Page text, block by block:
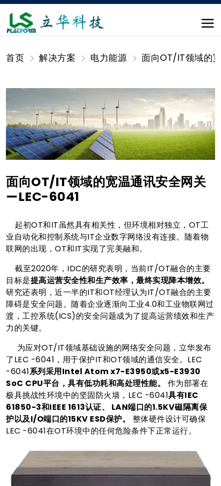
首页 解决方案 电力能源 面向OT/IT领域的
面向OT/IT领域的宽温通讯安全网关
—LEC-6041
起初OT和IT虽然具有相关性，但环境相对独立，OT工
业自动化和控制系统与IT企业数字网络没有连接。随着物
联网的出现，OT和IT实现了完美融和。
截至2020年，IDC的研究表明，当前IT/OT融合的主要
目标是提高运营安全性和生产效率，最终实现降本增效。
研究还表明，近一半的IT和OT经理认为IT/OT融合的主要
障碍是安全问题。随着企业逐渐向工业4.0和工业物联网过
渡，工控系统(ICS)的安全问题成为了提高运营绩效和生产
力的关键。
为应对OT/IT领域基础设施的网络安全问题，立华发布
了LEC -6041，用于保护IT和OT领域的通信安全。LEC
-6041系列采用Intel Atom x7-E3950或x5-E3930
SoC CPU平台，具有低功耗和高处理性能。
作为部署在
极具挑战性环境中的坚固防火墙，LEC -6041具有IEC
61850-3和IEEE 1613认证、 LAN端口的1.5KV磁隔离保
护以及I/O端口的15KV ESD保护。
整体硬件设计可确保
LEC -6041在OT环境中的任何危险条件下正常运行。